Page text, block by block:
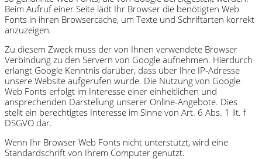
Beim Aufruf einer Seite lädt Ihr Browser die benötigten Web
Fonts in ihren Browsercache, um Texte und Schriftarten korrekt
anzuzeigen.
Zu diesem Zweck muss der von Ihnen verwendete Browser
Verbindung zu den Servern von Google aufnehmen. Hierdurch
erlangt Google Kenntnis darüber, dass über Ihre IP-Adresse
unsere Website aufgerufen wurde. Die Nutzung von Google
Web Fonts erfolgt im Interesse einer einheitlichen und
ansprechenden Darstellung unserer Online-Angebote. Dies
stellt ein berechtigtes Interesse im Sinne von Art. 6 Abs. 1 lit. f
DSGVO dar.
Wenn Ihr Browser Web Fonts nicht unterstützt, wird eine
Standardschrift von Ihrem Computer genutzt.